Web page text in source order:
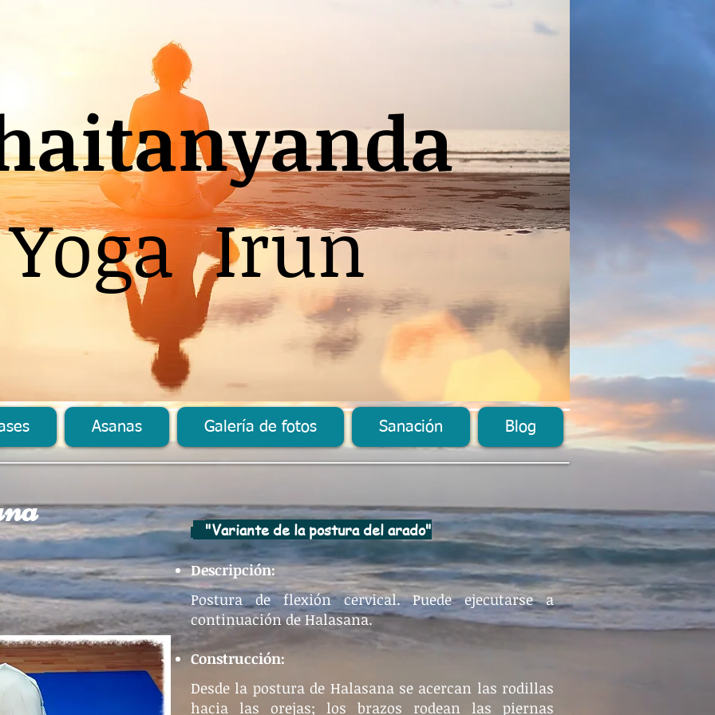
Yoga Irun
Asanas Galería de fotos Sanación Blog
"Variante de la postura del arado"
Descripción:
Postura de flexión cervical. Puede ejecutarse a
continuación de Halasana.
Construcción:
Desde la postura de Halasana se acercan las rodillas
hacia las orejas; los brazos rodean las piernas